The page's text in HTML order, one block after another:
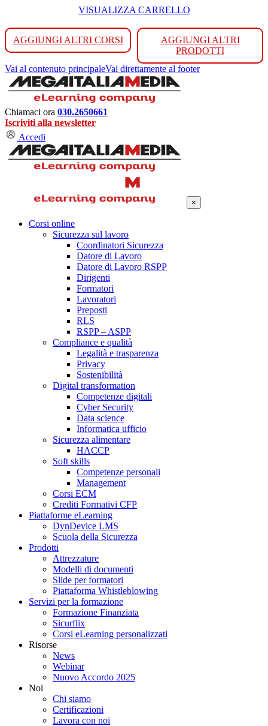
VISUALIZZA CARRELLO
AGGIUNGI ALTRI CORSI
AGGIUNGI ALTRI
PRODOTTI
Vai al contenuto principaleVai direttamente al footer
Chiamaci ora 030.2650661
Iscriviti alla newsletter
Accedi
×
Corsi online
Sicurezza sul lavoro
Coordinatori Sicurezza
Datore di Lavoro
Datore di Lavoro RSPP
Dirigenti
Formatori
Lavoratori
Preposti
RLS
RSPP – ASPP
Compliance e qualità
Legalità e trasparenza
Privacy
Sostenibilità
Digital transformation
Competenze digitali
Cyber Security
Data science
Informatica ufficio
Sicurezza alimentare
HACCP
Soft skills
Competenze personali
Management
Corsi ECM
Crediti Formativi CFP
Piattaforme eLearning
DynDevice LMS
Scuola della Sicurezza
Prodotti
Attrezzature
Modelli di documenti
Slide per formatori
Piattaforma Whistleblowing
Servizi per la formazione
Formazione Finanziata
Sicurflix
Corsi eLearning personalizzati
Risorse
News
Webinar
Nuovo Accordo 2025
Noi
Chi siamo
Certificazioni
Lavora con noi